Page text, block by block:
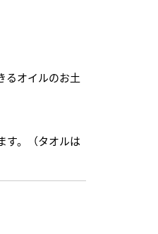
るオイルのお土
す。（タオルは